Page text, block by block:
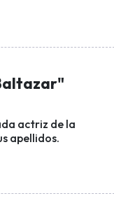
actriz de la
apellidos.